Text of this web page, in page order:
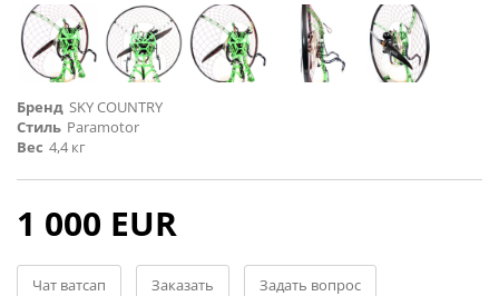
Бренд SKY COUNTRY
Стиль Paramotor
Вес 4,4 кг
1 000 EUR
Чат ватсап Заказать Задать вопрос